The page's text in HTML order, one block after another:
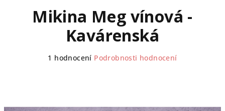
košík
Mikina Meg vínová -
Kavárenská
z
1 hodnocení Podrobnosti hodnocení